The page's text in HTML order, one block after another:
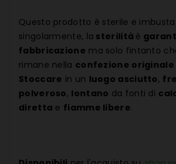
Questo prodotto è sterile e
singolarmente, la sterilità è
fabbricazione ma solo fintanto
rimane nella confezione
Stoccare in un luogo asciutto,
polveroso, lontano da fonti di
diretta e fiamme libere.